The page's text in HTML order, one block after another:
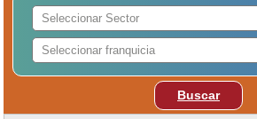
Buscar